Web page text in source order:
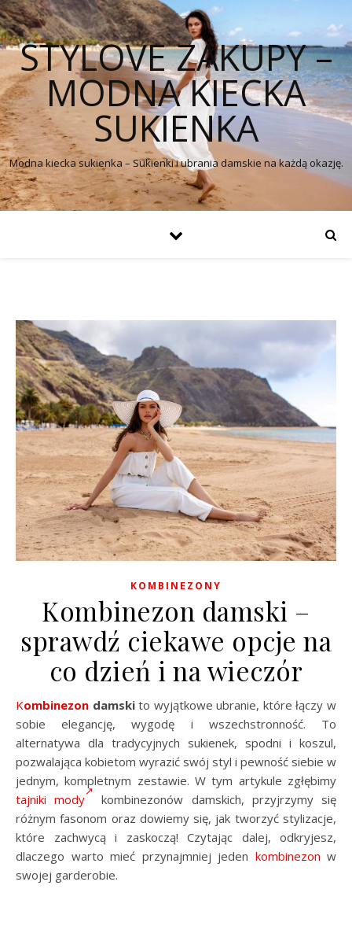
STYLOVE ZAKUPY –
MODNA KIECKA
SUKIENKA
Modna kiecka sukienka – Sukienki i ubrania damskie na każdą okazję.
KOMBINEZONY
Kombinezon damski –
sprawdź ciekawe opcje na
co dzień i na wieczór
Kombinezon damskito wyjątkowe ubranie, które łączy w
sobie elegancję, wygodę i wszechstronność. To
alternatywa dla tradycyjnych sukienek, spodni i koszul,
pozwalająca kobietom wyrazić swój styl i pewność siebie w
jednym, kompletnym zestawie. W tym artykule zgłębimy
tajniki mody
kombinezonów damskich, przyjrzymy się
różnym fasonom oraz dowiemy się, jak tworzyć stylizacje,
które zachwycą i zaskoczą! Czytając dalej, odkryjesz,
dlaczego warto mieć przynajmniej jeden kombinezon w
swojej garderobie.